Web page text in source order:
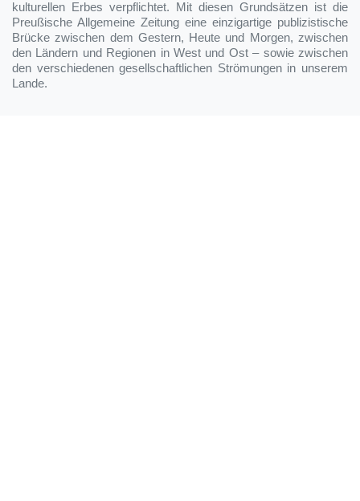
kulturellen Erbes verpflichtet. Mit diesen Grundsätzen ist die
Preußische Allgemeine Zeitung eine einzigartige publizistische
Brücke zwischen dem Gestern, Heute und Morgen, zwischen
den Ländern und Regionen in West und Ost – sowie zwischen
den verschiedenen gesellschaftlichen Strömungen in unserem
Lande.